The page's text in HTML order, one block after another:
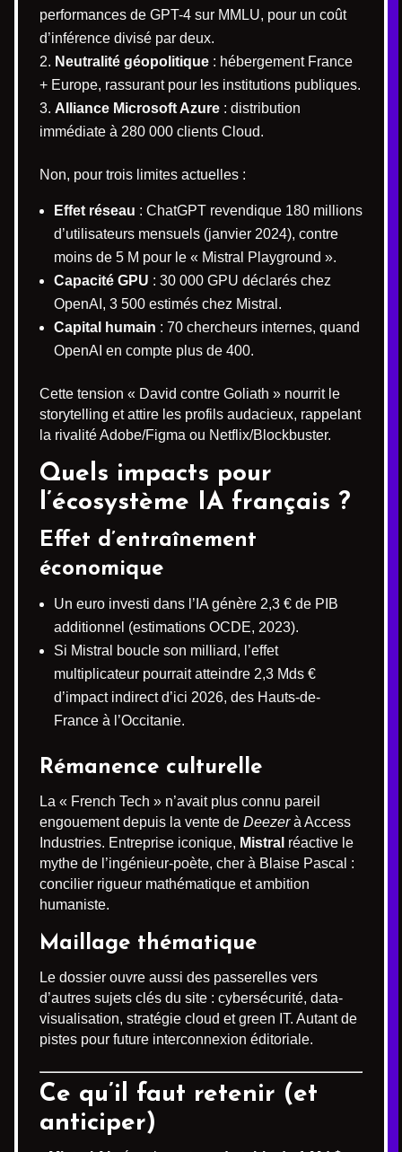
performances de GPT-4 sur MMLU, pour un coût
d’inférence divisé par deux.
Neutralité géopolitique : hébergement France
+ Europe, rassurant pour les institutions publiques.
Alliance Microsoft Azure : distribution
immédiate à 280 000 clients Cloud.
Non, pour trois limites actuelles :
Effet réseau : ChatGPT revendique 180 millions
d’utilisateurs mensuels (janvier 2024), contre
moins de 5 M pour le « Mistral Playground ».
Capacité GPU : 30 000 GPU déclarés chez
OpenAI, 3 500 estimés chez Mistral.
Capital humain : 70 chercheurs internes, quand
OpenAI en compte plus de 400.
Cette tension « David contre Goliath » nourrit le
storytelling et attire les profils audacieux, rappelant
la rivalité Adobe/Figma ou Netflix/Blockbuster.
Quels impacts pour
l’écosystème IA français ?
Effet d’entraînement
économique
Un euro investi dans l’IA génère 2,3 € de PIB
additionnel (estimations OCDE, 2023).
Si Mistral boucle son milliard, l’effet
multiplicateur pourrait atteindre 2,3 Mds €
d’impact indirect d’ici 2026, des Hauts-de-
France à l’Occitanie.
Rémanence culturelle
La « French Tech » n’avait plus connu pareil
engouement depuis la vente de Deezerà Access
Industries. Entreprise iconique, Mistral réactive le
mythe de l’ingénieur-poète, cher à Blaise Pascal :
concilier rigueur mathématique et ambition
humaniste.
Maillage thématique
Le dossier ouvre aussi des passerelles vers
d’autres sujets clés du site : cybersécurité, data-
visualisation, stratégie cloud et green IT. Autant de
pistes pour future interconnexion éditoriale.
Ce qu’il faut retenir (et
anticiper)